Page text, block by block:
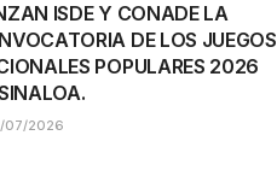
ISDE Y CONADE LA
DE LOS JUEGOS
POPULARES 2026
2026